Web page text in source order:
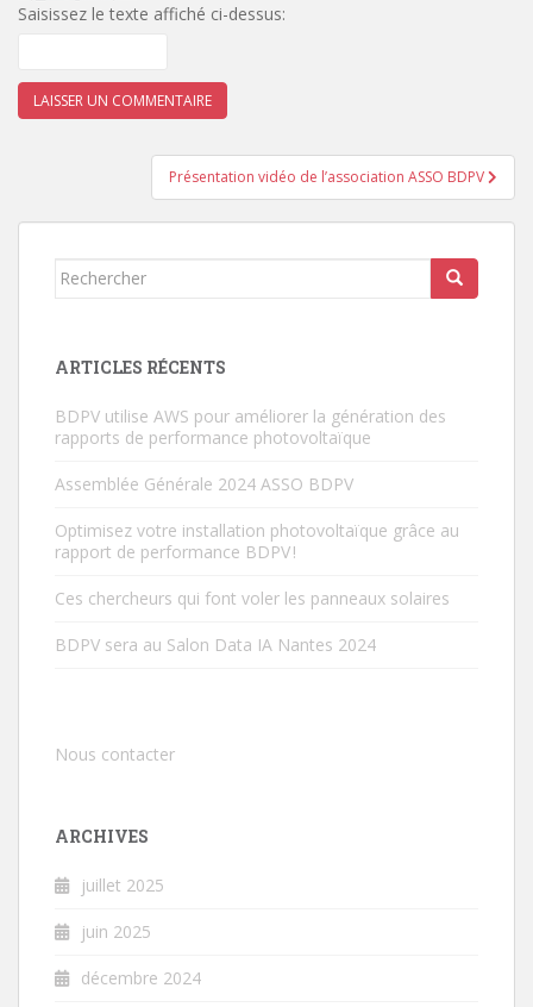
Saisissez le texte affiché ci-dessus:
Navigation
l’article
Présentation vidéo de l’association ASSO BDPV
Rechercher...
ARTICLES RÉCENTS
BDPV utilise AWS pour améliorer la génération des
rapports de performance photovoltaïque
Assemblée Générale 2024 ASSO BDPV
Optimisez votre installation photovoltaïque grâce au
rapport de performance BDPV !
Ces chercheurs qui font voler les panneaux solaires
BDPV sera au Salon Data IA Nantes 2024
Nous contacter
ARCHIVES
juillet 2025
juin 2025
décembre 2024